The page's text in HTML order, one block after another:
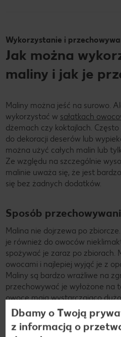
Wykorzystanie i
Jak można
maliny i jak je
Maliny można jeść na surowo.
wykorzystać w sałatkach
dżemach czy koktajlach.
do dekoracji deserów lub
można użyć całych malin lub
Ze względu na szczególnie
malinie uważa się, że jest
się bez żadnych dodatków.
Sposób
Malina nie dojrzewa po
je również do owoców
spożywać je zaraz po zbiorach.
owocami i najlepiej wyjąć je z
Maliny są bardzo wrażliwe na
przechowywać je wyłożone na
owoce mają wystarczająco
są zgniecione. Świeże maliny
w komorze na owoce w
przechowywać do trzech dni.
Dbamy o Twoją
z informacją o